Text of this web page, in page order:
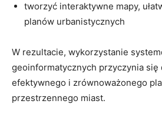
tworzyć interaktywne ​mapy,
planów urbanistycznych
W rezultacie, wykorzystanie
geoinformatycznych przyczynia się
efektywnego i zrównoważonego
przestrzennego miast.